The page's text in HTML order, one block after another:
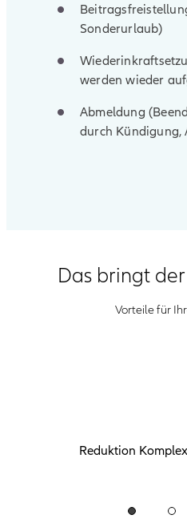
Sonderurlaub)
werden wieder
Abmeldung
durch Kündigung,
Das bringt
Vorteile für
Reduktion